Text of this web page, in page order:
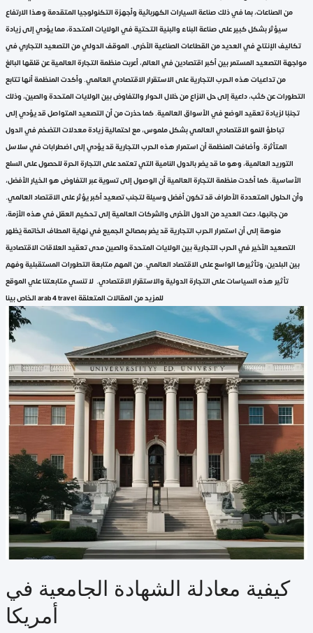
من الصناعات، بما في ذلك صناعة السيارات الكهربائية وأجهزة التكنولوجيا المتقدمة وهذا الارتفاع
سيؤثر بشكل كبير على صناعة البناء والبنية التحتية في الولايات المتحدة، مما يؤدي إلى زيادة
تكاليف الإنتاج في العديد من القطاعات الصناعية الأخرى. الموقف الدولي من التصعيد التجاري في
مواجهة التصعيد المستمر بين أكبر اقتصادين في العالم، أعربت منظمة التجارة العالمية عن قلقها البالغ
من تداعيات هذه الحرب التجارية على الاستقرار الاقتصادي العالمي. وأكدت المنظمة أنها تتابع
التطورات عن كثب، داعية إلى حل النزاع من خلال الحوار والتفاوض بين الولايات المتحدة والصين، وذلك
تجنبًا لزيادة تعقيد الوضع في الأسواق العالمية. كما حذرت من أن التصعيد المتواصل قد يؤدي إلى
تباطؤ النمو الاقتصادي العالمي بشكل ملموس، مع احتمالية زيادة معدلات التضخم في الدول
المتأثرة. وأضافت المنظمة أن استمرار هذه الحرب التجارية قد يؤدي إلى اضطرابات في سلاسل
التوريد العالمية، وهو ما قد يضر بالدول النامية التي تعتمد على التجارة الحرة للحصول على السلع
الأساسية. كما أكدت منظمة التجارة العالمية أن الوصول إلى تسوية عبر التفاوض هو الخيار الأفضل،
وأن الحلول المتعددة الأطراف قد تكون أفضل وسيلة لتجنب تصعيد أكبر يؤثر على الاقتصاد العالمي.
من جانبها، دعت العديد من الدول الأخرى والشركات العالمية إلى تحكيم العقل في هذه الأزمة،
منوهة إلى أن استمرار الحرب التجارية قد يضر بمصالح الجميع في نهاية المطاف الخاتمة يُظهر
التصعيد الأخير في الحرب التجارية بين الولايات المتحدة والصين مدى تعقيد العلاقات الاقتصادية
بين البلدين، وتأثيرها الواسع على الاقتصاد العالمي. من المهم متابعة التطورات المستقبلية وفهم
تأثير هذه السياسات على التجارة الدولية والاستقرار الاقتصادي. لا تنسي متابعتنا علي الموقع
الخاص بينا arab 4 travel للمزيد من المقالات المتعلقة
كيفية معادلة الشهادة الجامعية في
أمريكا